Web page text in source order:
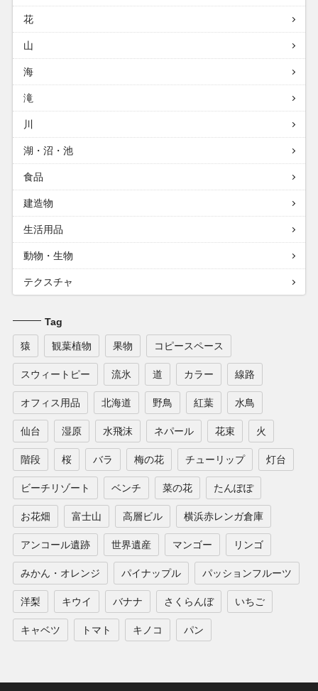
花
山
海
滝
川
湖・沼・池
食品
建造物
生活用品
動物・生物
テクスチャ
Tag
猿 観葉植物 果物 コピースペース
スウィートピー 流氷 道 カラー 線路
オフィス用品 北海道 野鳥 紅葉 水鳥
仙台 湿原 水飛沫 ネパール 花束 火
階段 桜 バラ 梅の花 チューリップ 灯台
ビーチリゾート ベンチ 菜の花 たんぽぽ
お花畑 富士山 高層ビル 横浜赤レンガ倉庫
アンコール遺跡 世界遺産 マンゴー リンゴ
みかん・オレンジ パイナップル パッションフルーツ
洋梨 キウイ バナナ さくらんぼ いちご
キャベツ トマト キノコ パン